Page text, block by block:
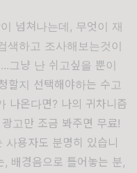
넘쳐나는데, 무엇이 재
색하고 조사해보는것이
그냥 난 쉬고싶을 뿐이
할지 선택해야하는 수고
나온다면? 나의 귀차니즘
고만 조금 봐주면 무료!
용자도 분명히 있습니
배경음으로 틀어놓는 분,